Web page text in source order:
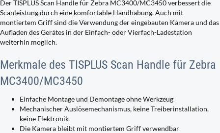
Der TISPLUS Scan Handle für Zebra MC3400/MC3450 verbessert die
Scanleistung durch eine komfortable Handhabung. Auch mit
montiertem Griff sind die Verwendung der eingebauten Kamera und das
Aufladen des Gerätes in der Einfach- oder Vierfach-Ladestation
weiterhin möglich.
Merkmale des TISPLUS Scan Handle für Zebra
MC3400/MC3450
Einfache Montage und Demontage ohne Werkzeug
Mechanischer Auslösemechanismus, keine Treiberinstallation,
keine Elektronik
Die Kamera bleibt mit montiertem Griff verwendbar